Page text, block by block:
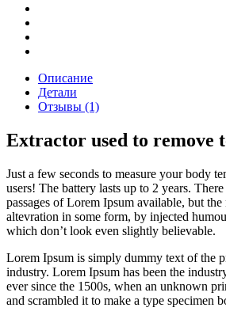
Описание
Детали
Отзывы (1)
Extractor used to remove
Just a few seconds to measure your body
users! The battery lasts up to 2 years.
passages of Lorem Ipsum available, but
altevration in some form, by injected
which don’t look even slightly believable.
Lorem Ipsum is simply dummy text of the
industry. Lorem Ipsum has been the
ever since the 1500s, when an unknown
and scrambled it to make a type specimen